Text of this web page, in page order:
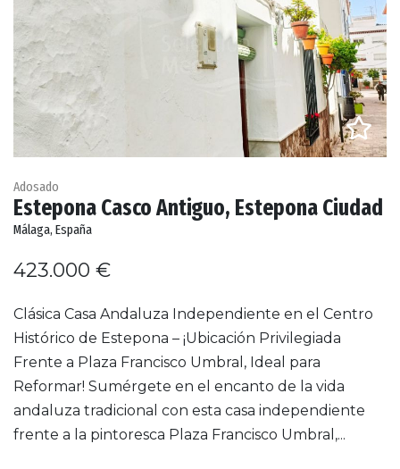
Adosado
Estepona Casco Antiguo, Estepona Ciudad
Málaga, España
423.000 €
Clásica Casa Andaluza Independiente en el Centro
Histórico de Estepona – ¡Ubicación Privilegiada
Frente a Plaza Francisco Umbral, Ideal para
Reformar! Sumérgete en el encanto de la vida
andaluza tradicional con esta casa independiente
frente a la pintoresca Plaza Francisco Umbral,...